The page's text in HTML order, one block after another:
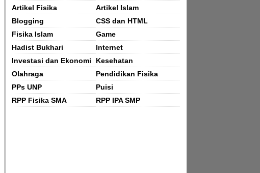
Artikel Fisika
Artikel Islam
Blogging
CSS dan HTML
Fisika Islam
Game
Hadist Bukhari
Internet
Investasi dan Ekonomi
Kesehatan
Olahraga
Pendidikan Fisika
PPs UNP
Puisi
RPP Fisika SMA
RPP IPA SMP